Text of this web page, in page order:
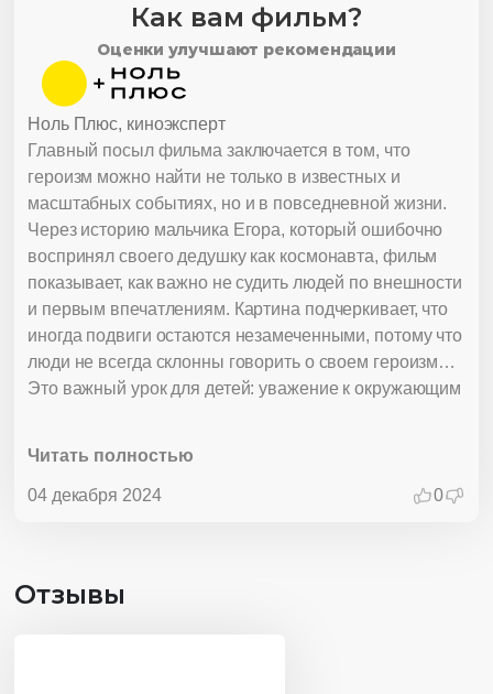
Как вам фильм?
Оценки улучшают рекомендации
Главный посыл фильма заключается в том, что
героизм можно найти не только в известных и
масштабных событиях, но и в повседневной жизни.
Через историю мальчика Егора, который ошибочно
воспринял своего дедушку как космонавта, фильм
показывает, как важно не судить людей по внешности
и первым впечатлениям. Картина подчеркивает, что
иногда подвиги остаются незамеченными, потому что
люди не всегда склонны говорить о своем героизме.
Это важный урок для детей: уважение к окружающим
оболочкой.
Читать полностью
04 декабря 2024 0
Ноль Плюс, киноэксперт
Отзывы